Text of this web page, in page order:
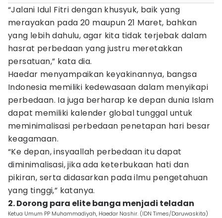
“Jalani Idul Fitri dengan khusyuk, baik yang
merayakan pada 20 maupun 21 Maret, bahkan
yang lebih dahulu, agar kita tidak terjebak dalam
hasrat perbedaan yang justru meretakkan
persatuan,” kata dia.
Haedar menyampaikan keyakinannya, bangsa
Indonesia memiliki kedewasaan dalam menyikapi
perbedaan. Ia juga berharap ke depan dunia Islam
dapat memiliki kalender global tunggal untuk
meminimalisasi perbedaan penetapan hari besar
keagamaan.
“Ke depan, insyaallah perbedaan itu dapat
diminimalisasi, jika ada keterbukaan hati dan
pikiran, serta didasarkan pada ilmu pengetahuan
yang tinggi,” katanya.
2. Dorong para elite banga menjadi teladan
Ketua Umum PP Muhammadiyah, Haedar Nashir. (IDN Times/Daruwaskita)